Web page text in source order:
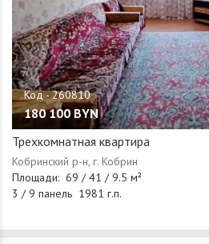
180 100 BYN
Трехкомнатная квартира